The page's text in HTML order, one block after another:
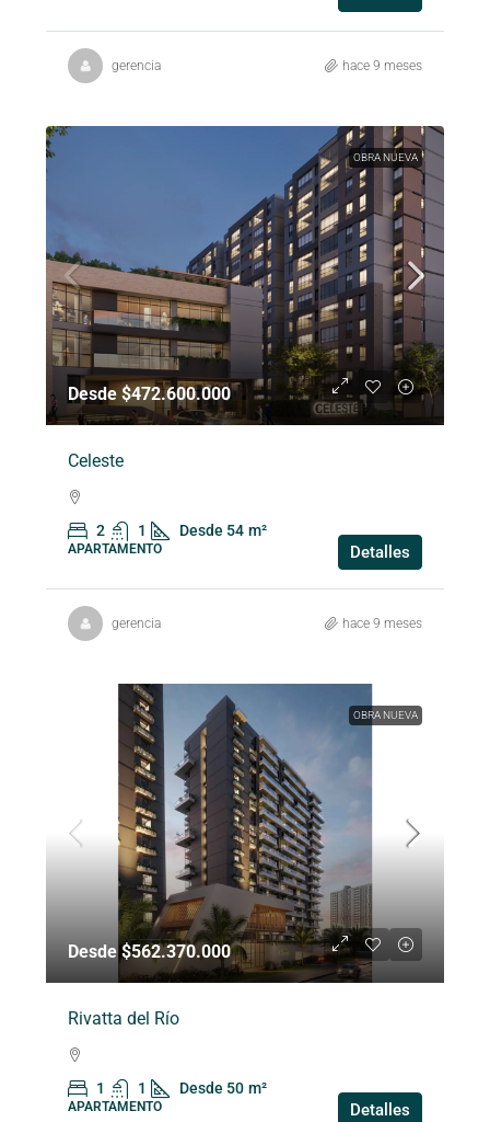
gerencia hace 9 meses
OBRA NUEVA
Desde $472.600.000
Celeste
2 1 Desde 54 m²
APARTAMENTO Detalles
gerencia hace 9 meses
OBRA NUEVA
Desde $562.370.000
Rivatta del Río
1 1 Desde 50 m²
APARTAMENTO Detalles